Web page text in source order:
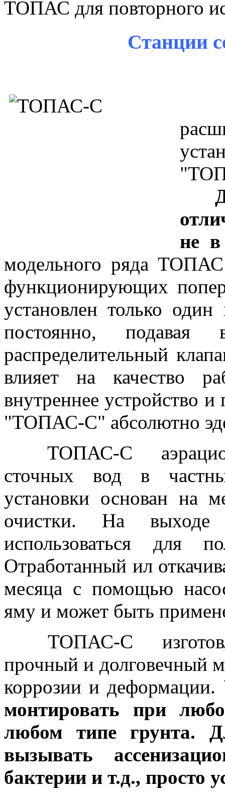
ТОПАС для повторного
Станции
не в
модельного ряда ТОПАС
функционирующих
установлен только один
постоянно, подавая
распределительный
влияет на качество
внутреннее устройство
"ТОПАС-С" абсолютно
ТОПАС-С
сточных вод в
установки основан на
очистки. На
использоваться для
Отработанный ил
месяца с помощью
яму и может быть
ТОПАС-С
прочный и долговечный
коррозии и деформации.
монтировать при
любом типе грунта.
вызывать
бактерии и т.д., просто